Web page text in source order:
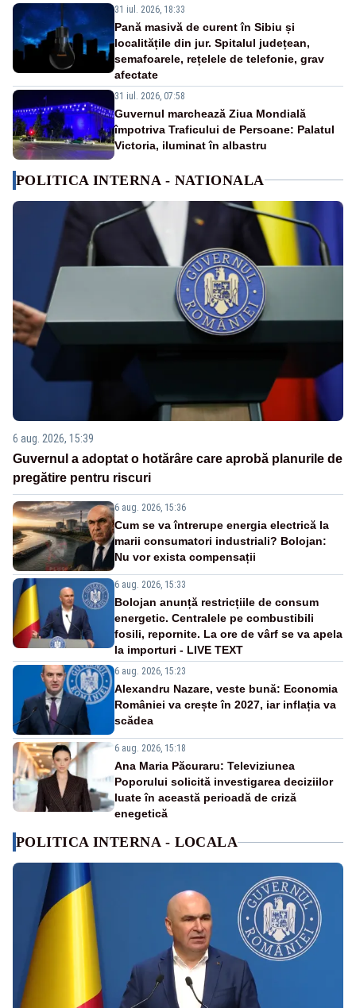
31 iul. 2026, 18:33
Pană masivă de curent în Sibiu și
localitățile din jur. Spitalul județean,
semafoarele, rețelele de telefonie, grav
afectate
31 iul. 2026, 07:58
Guvernul marchează Ziua Mondială
împotriva Traficului de Persoane: Palatul
Victoria, iluminat în albastru
POLITICA INTERNA - NATIONALA
6 aug. 2026, 15:39
Guvernul a adoptat o hotărâre care aprobă planurile de
pregătire pentru riscuri
6 aug. 2026, 15:36
Cum se va întrerupe energia electrică la
marii consumatori industriali? Bolojan:
Nu vor exista compensații
6 aug. 2026, 15:33
Bolojan anunță restricțiile de consum
energetic. Centralele pe combustibili
fosili, repornite. La ore de vârf se va apela
la importuri - LIVE TEXT
6 aug. 2026, 15:23
Alexandru Nazare, veste bună: Economia
României va crește în 2027, iar inflația va
scădea
6 aug. 2026, 15:18
Ana Maria Păcuraru: Televiziunea
Poporului solicită investigarea deciziilor
luate în această perioadă de criză
enegetică
POLITICA INTERNA - LOCALA